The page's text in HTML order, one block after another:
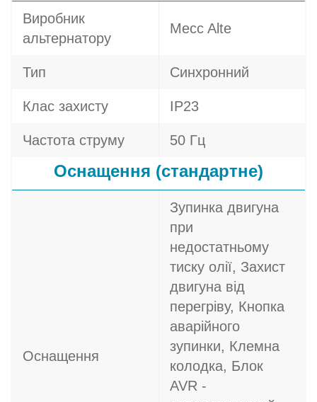
Виробник
альтернатору
Mecc Alte
Тип Синхронний
Клас захисту IP23
Частота струму 50 Гц
Оснащення (стандартне)
Оснащення
Зупинка двигуна
при
недостатньому
тиску олії, Захист
двигуна від
перегріву, Кнопка
аварійного
зупинки, Клемна
колодка, Блок
AVR -